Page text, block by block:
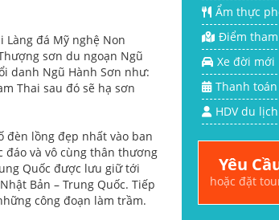
Làng đá Mỹ nghệ Non
sơn du ngoạn Ngũ
danh Ngũ Hành Sơn như:
Thai sau đó sẽ hạ sơn
đèn lồng đẹp nhất vào ban
đáo và vô cùng thân thương
Quốc được lưu giữ tới
Bản – Trung Quốc. Tiếp
công đoạn làm trầm.
Ẩm thực
Điểm
Xe đời mới
Thanh
HDV du
Yêu
hoặc đặt